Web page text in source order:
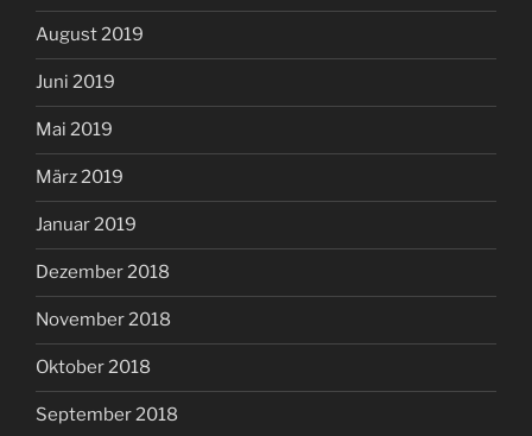
August 2019
Juni 2019
Mai 2019
März 2019
Januar 2019
Dezember 2018
November 2018
Oktober 2018
September 2018